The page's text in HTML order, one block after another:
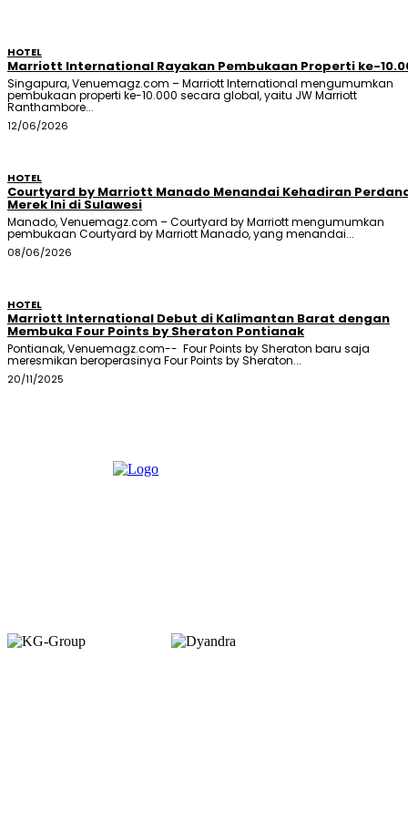
HOTEL
Marriott International Rayakan Pembukaan Properti ke-
Singapura, Venuemagz.com – Marriott International mengumumkan
pembukaan properti ke-10.000 secara global, yaitu JW Marriott
Ranthambore...
12/06/2026
HOTEL
Courtyard by Marriott Manado Menandai Kehadiran
Merek Ini di Sulawesi
Manado, Venuemagz.com – Courtyard by Marriott mengumumkan
pembukaan Courtyard by Marriott Manado, yang menandai...
08/06/2026
HOTEL
Marriott International Debut di Kalimantan Barat dengan
Membuka Four Points by Sheraton Pontianak
Pontianak, Venuemagz.com-- Four Points by Sheraton baru saja
meresmikan beroperasinya Four Points by Sheraton...
20/11/2025